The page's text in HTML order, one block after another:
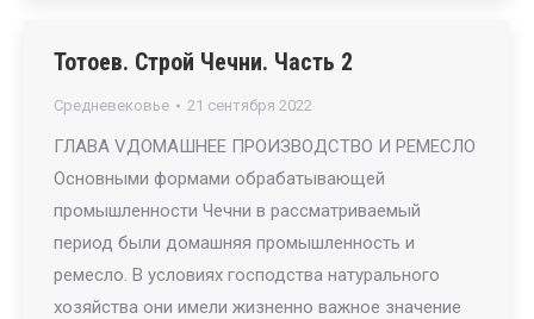
Тотоев. Строй Чечни. Часть 2
Средневековье 21 сентября 2022
ГЛАВА VДОМАШНЕЕ ПРОИЗВОДСТВО И РЕМЕСЛО
Основными формами обрабатывающей
промышленности Чечни в рассматриваемый
период были домашняя промышленность и
ремесло. В условиях господства натурального
хозяйства они имели жизненно важное значение